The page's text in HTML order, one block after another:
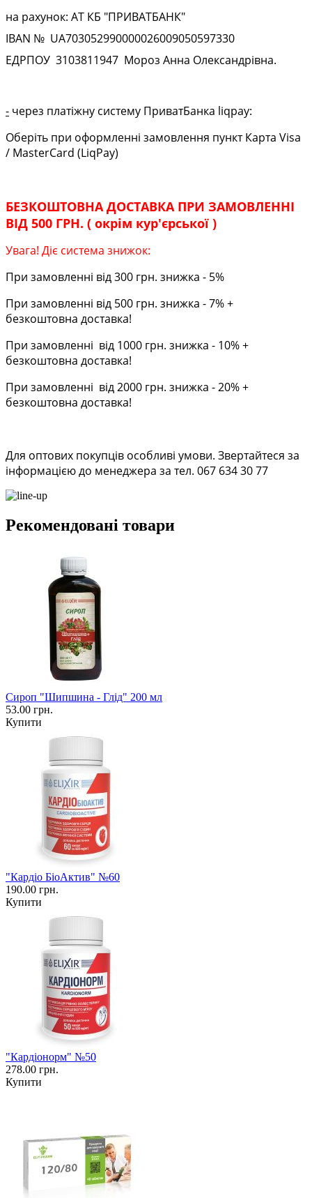
на рахунок: АТ КБ "ПРИВАТБАНК"
IBAN № UA703052990000026009050597330
ЕДРПОУ 3103811947 Мороз Анна Олександрівна.
- через платіжну систему ПриватБанка liqpay:
Оберіть при оформленні замовлення пункт Карта Visa
/ MasterCard (LiqPay)
БЕЗКОШТОВНА ДОСТАВКА ПРИ ЗАМОВЛЕННІ
ВІД 500 ГРН. ( окрім кур'єрської )
Увага! Діє система знижок:
При замовленні від 300 грн. знижка - 5%
При замовленні від 500 грн. знижка - 7% +
безкоштовна доставка!
При замовленні від 1000 грн. знижка - 10% +
безкоштовна доставка!
При замовленні від 2000 грн. знижка - 20% +
безкоштовна доставка!
Для оптових покупців особливі умови. Звертайтеся за
інформацією до менеджера за тел. 067 634 30 77
Рекомендовані товари
Сироп "Шипшина - Глід" 200 мл
53.00 грн.
Купити
"Кардіо БіоАктив" №60
190.00 грн.
Купити
"Кардіонорм" №50
278.00 грн.
Купити